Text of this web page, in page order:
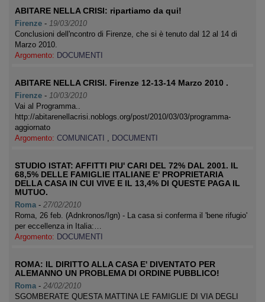
ABITARE NELLA CRISI: ripartiamo da qui!
Firenze - 19/03/2010
Conclusioni dell'ncontro di Firenze, che si è tenuto dal 12 al 14 di
Marzo 2010.
Argomento: DOCUMENTI
ABITARE NELLA CRISI. Firenze 12-13-14 Marzo 2010 .
Firenze - 10/03/2010
Vai al Programma..
http://abitarenellacrisi.noblogs.org/post/2010/03/03/programma-
aggiornato
Argomento: COMUNICATI , DOCUMENTI
STUDIO ISTAT: AFFITTI PIU' CARI DEL 72% DAL 2001. IL
68,5% DELLE FAMIGLIE ITALIANE E' PROPRIETARIA
DELLA CASA IN CUI VIVE E IL 13,4% DI QUESTE PAGA IL
MUTUO.
Roma - 27/02/2010
Roma, 26 feb. (Adnkronos/Ign) - La casa si conferma il 'bene rifugio'
per eccellenza in Italia:…
Argomento: DOCUMENTI
ROMA: IL DIRITTO ALLA CASA E' DIVENTATO PER
ALEMANNO UN PROBLEMA DI ORDINE PUBBLICO!
Roma - 24/02/2010
SGOMBERATE QUESTA MATTINA LE FAMIGLIE DI VIA DEGLI